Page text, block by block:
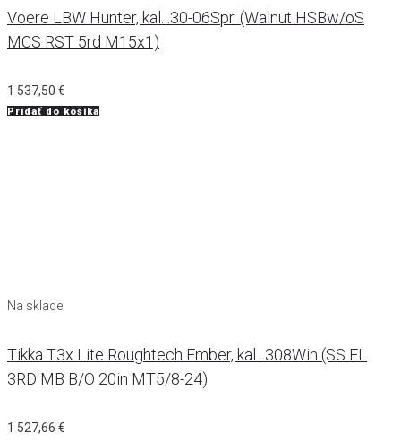
Voere LBW Hunter, kal. .30-06Spr. (Walnut HSBw/oS
MCS RST 5rd M15x1)
1 537,50 €
Pridať do košíka
Na sklade
Tikka T3x Lite Roughtech Ember, kal. .308Win (SS FL
3RD MB B/O 20in MT5/8-24)
1 527,66 €